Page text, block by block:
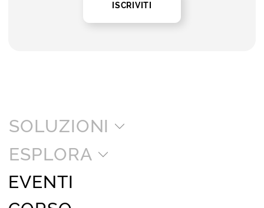
ISCRIVITI
SOLUZIONI
ESPLORA
EVENTI